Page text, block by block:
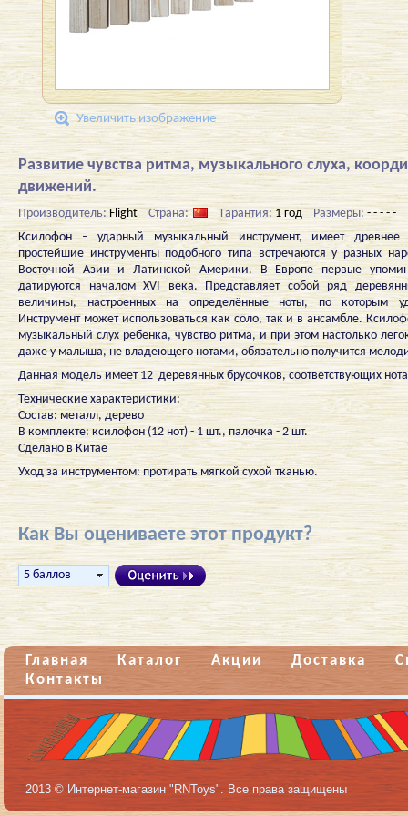
Увеличить изображение
Развитие чувства ритма, музыкального слуха,
движений.
Производитель:Flight Страна: Гарантия:1 год Размеры: - - - - -
Ксилофон – ударный музыкальный инструмент, имеет
простейшие инструменты подобного типа встречаются у разных
Восточной Азии и Латинской Америки. В Европе первые
датируются началом XVI века. Представляет собой ряд
величины, настроенных на определённые ноты, по которым
Инструмент может использоваться как соло, так и в ансамбле.
музыкальный слух ребенка, чувство ритма, и при этом настолько
даже у малыша, не владеющего нотами, обязательно получится
Данная модель имеет 12 деревянных брусочков, соответствующих
Технические характеристики:
Состав: металл, дерево
В комплекте: ксилофон (12 нот) - 1 шт., палочка - 2 шт.
Сделано в Китае
Уход за инструментом: протирать мягкой сухой тканью.
Как Вы оцениваете этот продукт?
Главная Каталог Акции Доставка
Контакты
2013 © Интернет-магазин "RNToys". Все права защищены